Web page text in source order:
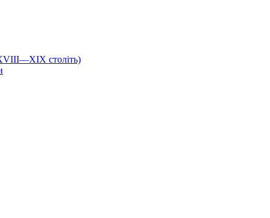
століть)